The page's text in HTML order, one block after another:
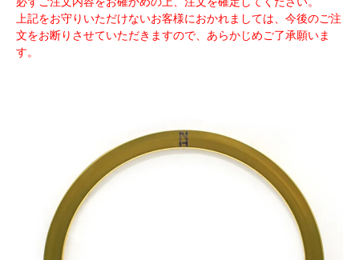
上記をお守りいただけないお客様におかれましては、今後のご注
文をお断りさせていただきますので、あらかじめご了承願いま
す。